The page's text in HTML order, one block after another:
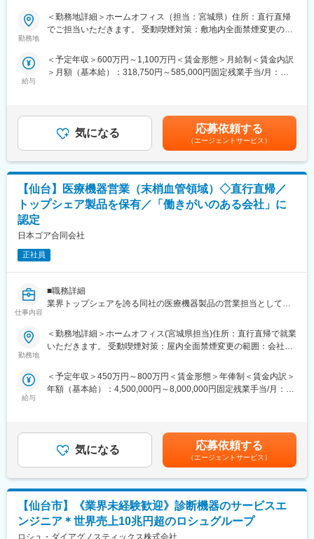
ップを提供しています。多彩なインプラント製品ラインアップ
と、豊富なエビデンスに裏付けられたユニークなポジショニング
目指しています。他業界からの出身者も数多く活躍していますの
で未経験でも安心してキャッチアップ可能な環境を整えていま
カーとして、世界の歯科業界と患者さんに向け、革新的なサービ
スを130年にわたり提供しています。デンタルソリューションカ
ンパニーであるデンツプライシロナの総合的なソリューション製
製品ブランドがあります。
変更の範囲：会社の定める業務
＼MR経験が活かせます／
これまでMRの方に多く入社頂いており、がん領域の最先端治療機
器（非侵襲デバイス）を保有しており、抗がん剤で効果が得られ
■業務内容：
・大学病院などに所属する医師に対して、実際の症例をベースに
した適切な情報提供・適正使用の推進
・医療機関との賃貸借契約の契約締結と与信管理
・医療機器に対して使用成績調査等のPMS業務
・治療開始時における機器の手配、医療機関や社内各部署との調
整
主に大学病院や基幹病院の医師や医療従事者に対して、実際の症
例と治療方針を確認しながら製品の情報提供と患者状態に合わせ
た提案活動を行います。また製品の処方時には施設との契約締結
※宿泊を伴う国内出張あり。日本全国の大学病院・基幹病院および
学会等への出張があります。
■担当製品：
担当製品である「オプチューン（Optune）」は、特定の悪性腫瘍
（脳腫瘍の膠芽腫や非小細胞肺がんなどの固形癌）の細胞分裂
す。セラミック製の電極パッド（アレイ）を身体に貼り、持ち運
び可能な本体から交流電場を送り続けることで腫瘍の増殖を抑え
して一定の有用性が実証されています。
※2017年に保険収載が開始され、現在は膠芽腫（脳腫瘍）／切除
不能な進行・再発の非小細胞肺癌（NSCLC）に対して適応があり
ます。
■入社後の流れ：
東京での2～3週間（予定）の研修を終えた後、現場でのOJT研修
となります。これまでMRの方に多くご入社頂いており、ミドル・
勤務地
＜勤務地詳細＞ホームオフィス（担当：宮城県）住所：直行直帰
でご担当いただきます。 受動喫煙対策：敷地内全面禁煙変更の範
給与
＜予定年収＞600万円～1,100万円＜賃金形態＞月給制＜賃金内訳
＞月額（基本給）：318,750円～585,000円固定残業手当/月：
賞与実績:前年度実績（年間給与の15％）賃金はあくまでも目安の
金額であり、選考を通じて上下する可能性があります。月給(月額)
は固定手当を含めた表記です。
気になる 応募依頼する
（エージェントサービス）
【仙台】医療機器営業（末梢血管領域）◇直行直帰／
トップシェア製品を保有／「働きがいのある会社」に
認定
日本ゴア合同会社
正社員
仕事内容
■職務詳細
業界トップシェアを誇る同社の医療機器製品の営業担当として以
・医療機器製品の販売活動及びエリアマーケティング活動
・臨床現場での安全使用のための技術サポート（手術立ち合いあ
確かつ迅速な提供による医療現場サポート
・プロジェクトメンバーとの協力による担当エリア販売戦略策
・製品・臨床に関する高度な専門知識の習得
■担当製品：
大きく2つの製品を担当していただきます。
（1）末梢血管用ステントグラフト：人工血管と金属のバネを組み
合わせたデバイスでカテーテルを用いて治療を行う医療機器にな
ります。
（2）スーチャー（縫合糸）：手術で使用される縫合糸になりま
勤務地
＜勤務地詳細＞ホームオフィス(宮城県担当)住所：直行直帰で就業
いただきます。 受動喫煙対策：屋内全面禁煙変更の範囲：会社の
給与
＜予定年収＞450万円～800万円＜賃金形態＞年俸制＜賃金内訳＞
年額（基本給）：4,500,000円～8,000,000円固定残業手当/月：
あくまでも目安の金額であり、選考を通じて上下する可能性があ
ります。月給(月額)は固定手当を含めた表記です。
気になる 応募依頼する
（エージェントサービス）
【仙台市】《業界未経験歓迎》診断機器のサービスエ
ンジニア＊世界売上10兆円超のロシュグループ
ロシュ・ダイアグノスティックス株式会社